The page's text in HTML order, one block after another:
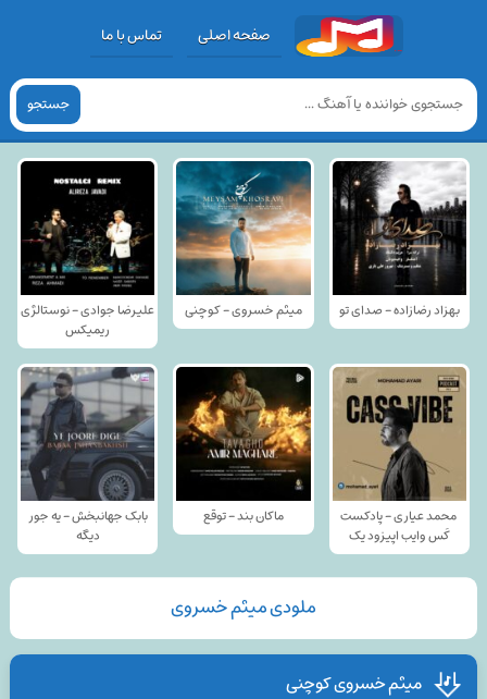
صفحه اصلی تماس با ما
جستجو
بهزاد رضازاده - صدای تو میثم خسروی - کوچنی
علیرضا جوادی - نوستالژی
ریمیکس
محمد عیاری - پادکست
کَس وایب اپیزود یک
ماکان بند - توقع
بابک جهانبخش - یه جور
دیگه
ملودی میثم خسروی
میثم خسروی کوچنی